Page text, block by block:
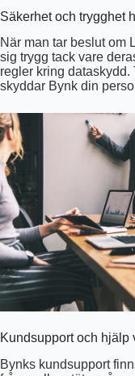
Säkerhet och trygghet
När man tar beslut om
sig trygg tack vare
regler kring dataskydd.
skyddar Bynk din
Kundsupport och hjälp
Bynks kundsupport